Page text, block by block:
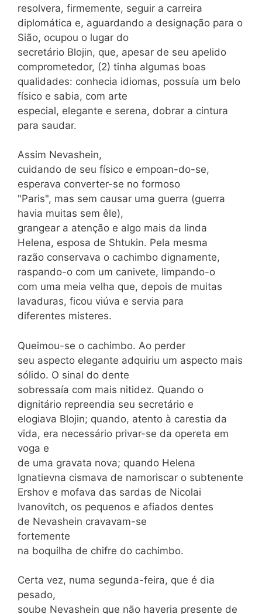
resolvera, firmemente, seguir a carreira
diplomática e, aguardando a designação para o
Sião, ocupou o lugar do
secretário Blojin, que, apesar de seu apelido
comprometedor, (2) tinha algumas boas
qualidades: conhecia idiomas, possuía um belo
físico e sabia, com arte
especial, elegante e serena, dobrar a cintura
para saudar.
Assim Nevashein,
cuidando de seu físico e empoan-do-se,
esperava converter-se no formoso
"Paris", mas sem causar uma guerra (guerra
havia muitas sem êle),
grangear a atenção e algo mais da linda
Helena, esposa de Shtukin. Pela mesma
razão conservava o cachimbo dignamente,
raspando-o com um canivete, limpando-o
com uma meia velha que, depois de muitas
lavaduras, ficou viúva e servia para
diferentes misteres.
Queimou-se o cachimbo. Ao perder
seu aspecto elegante adquiriu um aspecto mais
sólido. O sinal do dente
sobressaía com mais nitidez. Quando o
dignitário repreendia seu secretário e
elogiava Blojin; quando, atento à carestia da
vida, era necessário privar-se da opereta em
voga e
de uma gravata nova; quando Helena
Ignatievna cismava de namoriscar o subtenente
Ershov e mofava das sardas de Nicolai
Ivanovitch, os pequenos e afiados dentes
de Nevashein cravavam-se
fortemente
na boquilha de chifre do cachimbo.
Certa vez, numa segunda-feira, que é dia
pesado,
soube Nevashein que não haveria presente de